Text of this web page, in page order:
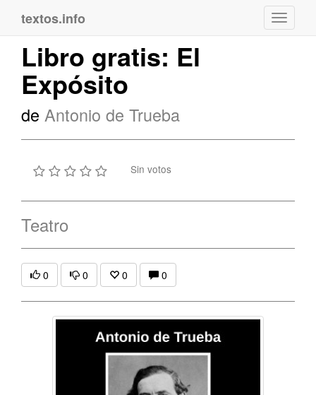
textos.info
Libro gratis: El
Expósito
de Antonio de Trueba
Sin votos
Teatro
0 0 0 0